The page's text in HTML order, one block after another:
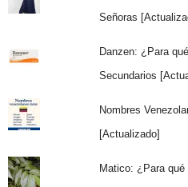
Señoras
Danzen: ¿Para
Secundarios
Nombres
[Actualizado]
Matico: ¿Para